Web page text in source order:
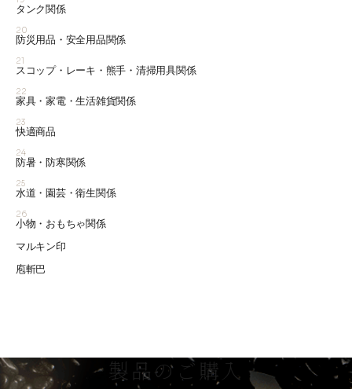
タンク関係
20
防災用品・安全用品関係
21
スコップ・レーキ・熊手・清掃用具関係
22
家具・家電・生活雑貨関係
23
快適商品
24
防暑・防寒関係
25
水道・園芸・衛生関係
26
小物・おもちゃ関係
マルキン印
庖斬巴
製品のご購入